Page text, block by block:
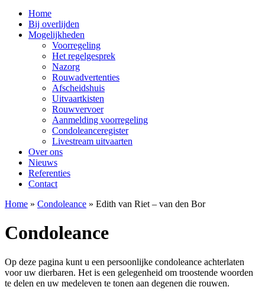
Home
Bij overlijden
Mogelijkheden
Voorregeling
Het regelgesprek
Nazorg
Rouwadvertenties
Afscheidshuis
Uitvaartkisten
Rouwvervoer
Aanmelding voorregeling
Condoleanceregister
Livestream uitvaarten
Over ons
Nieuws
Referenties
Contact
Home » Condoleance » Edith van Riet – van den Bor
Condoleance
Op deze pagina kunt u een persoonlijke condoleance achterlaten
voor uw dierbaren. Het is een gelegenheid om troostende woorden
te delen en uw medeleven te tonen aan degenen die rouwen.